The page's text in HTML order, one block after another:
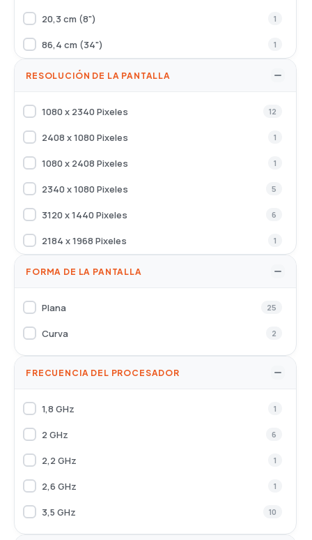
20,3 cm (8") 1
86,4 cm (34") 1
68,6 cm (27")
RESOLUCIÓN DE LA PANTALLA
1080 x 2340 Pixeles 12
2408 x 1080 Pixeles 1
1080 x 2408 Pixeles 1
2340 x 1080 Pixeles 5
3120 x 1440 Pixeles 6
2184 x 1968 Pixeles 1
3440 x 1440 Pixeles
FORMA DE LA PANTALLA
Plana 25
Curva 2
FRECUENCIA DEL PROCESADOR
1,8 GHz 1
2 GHz 6
2,2 GHz 1
2,6 GHz 1
3,5 GHz 10